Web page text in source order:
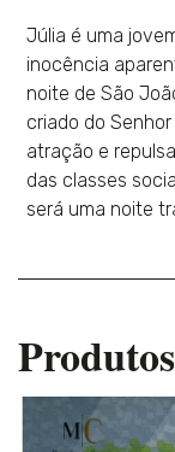
Júlia é uma
inocência
noite de São
criado do
atração e
das classes
será uma noite